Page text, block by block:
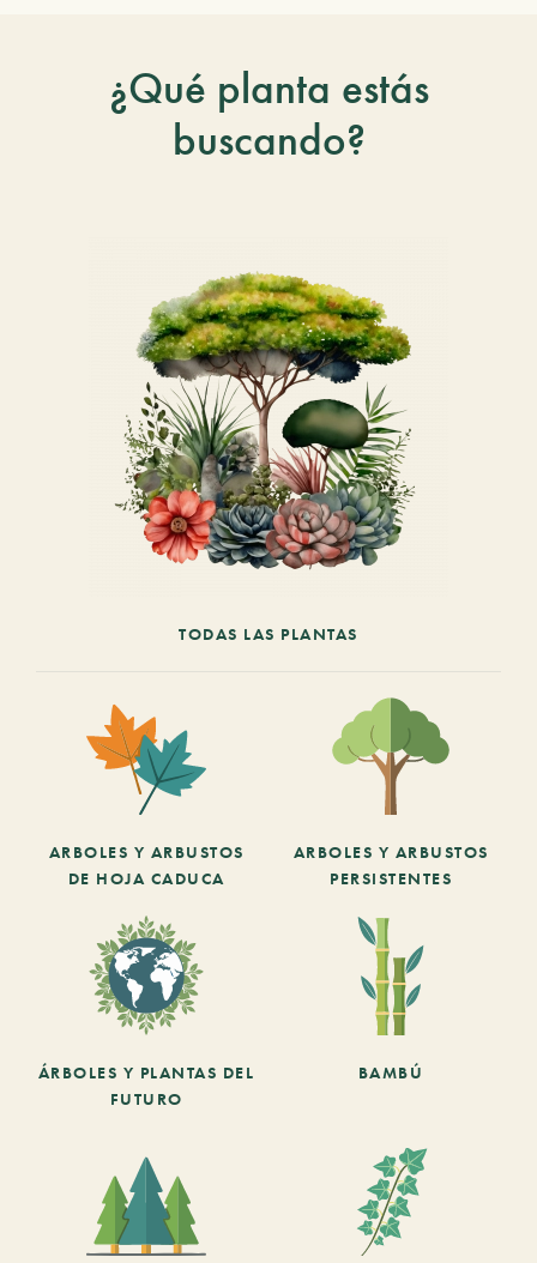
¿Qué planta estás
buscando?
TODAS LAS PLANTAS
ARBOLES Y ARBUSTOS
DE HOJA CADUCA
ARBOLES Y ARBUSTOS
PERSISTENTES
ÁRBOLES Y PLANTAS DEL
FUTURO
BAMBÚ